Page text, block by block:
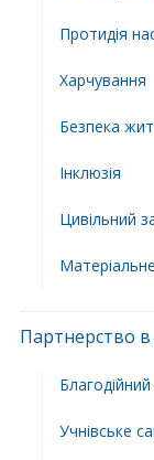
Протидія
Харчування
Безпека
Інклюзія
Цивільний
Партнерство в
Учнівське